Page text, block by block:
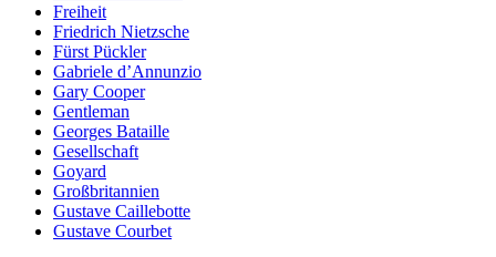
Freiheit
Friedrich Nietzsche
Fürst Pückler
Gabriele d’Annunzio
Gary Cooper
Gentleman
Georges Bataille
Gesellschaft
Goyard
Großbritannien
Gustave Caillebotte
Gustave Courbet